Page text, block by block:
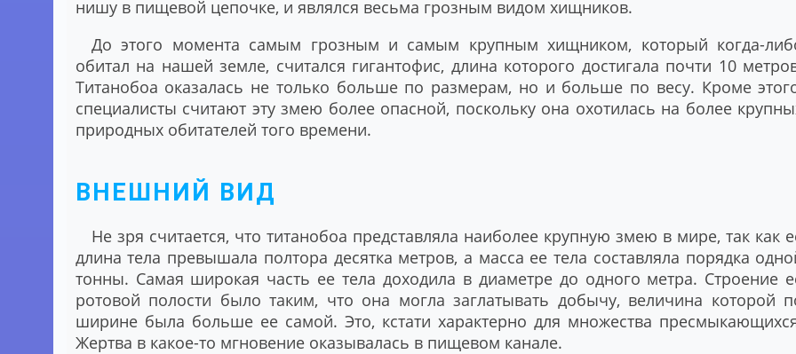
нишу в пищевой цепочке, и являлся весьма грозным видом хищников.
До этого момента самым грозным и самым крупным хищником, который когда-
обитал на нашей земле, считался гигантофис, длина которого достигала почти 10
Титанобоа оказалась не только больше по размерам, но и больше по весу. Кроме
специалисты считают эту змею более опасной, поскольку она охотилась на более
природных обитателей того времени.
ВНЕШНИЙ ВИД
Не зря считается, что титанобоа представляла наиболее крупную змею в мире, так как
длина тела превышала полтора десятка метров, а масса ее тела составляла порядка
тонны. Самая широкая часть ее тела доходила в диаметре до одного метра. Строение
ротовой полости было таким, что она могла заглатывать добычу, величина которой
ширине была больше ее самой. Это, кстати характерно для множества
Жертва в какое-то мгновение оказывалась в пищевом канале.